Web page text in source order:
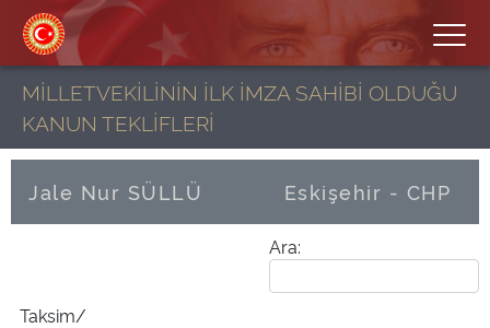
MİLLETVEKİLİNİN İLK İMZA SAHİBİ OLDUĞU
KANUN TEKLİFLERİ
Jale Nur SÜLLÜ Eskişehir - CHP
Ara:
Taksim/